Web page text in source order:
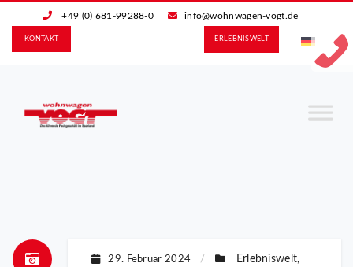
+49 (0) 681-99288-0 info@wohnwagen-vogt.de
ERLEBNIS­WELT
KONTAKT
29. Februar 2024 / Erlebniswelt,